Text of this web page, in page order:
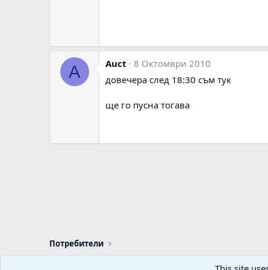
A Auct
8 Октомври 2010
довечера след 18:30 съм тук
ще го пусна тогава
Потребители